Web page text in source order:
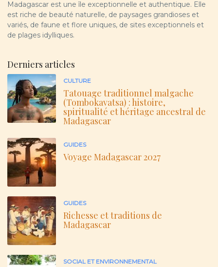
Madagascar est une île exceptionnelle et authentique. Elle
est riche de beauté naturelle, de paysages grandioses et
variés, de faune et flore uniques, de sites exceptionnels et
de plages idylliques.
Derniers articles
CULTURE
Tatouage traditionnel malgache
(Tombokavatsa) : histoire,
spiritualité et héritage ancestral de
Madagascar
GUIDES
Voyage Madagascar 2027
GUIDES
Richesse et traditions de
Madagascar
SOCIAL ET ENVIRONNEMENTAL